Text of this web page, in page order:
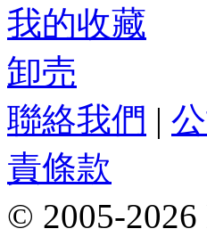
我的收藏
卸売
聯絡我們 |
責條款
© 2005-